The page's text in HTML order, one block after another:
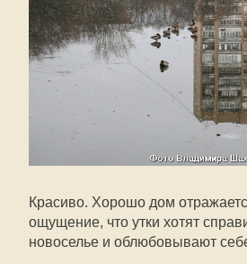
Красиво. Хорошо дом
ощущение, что утки хотят
новоселье и облюбовывают